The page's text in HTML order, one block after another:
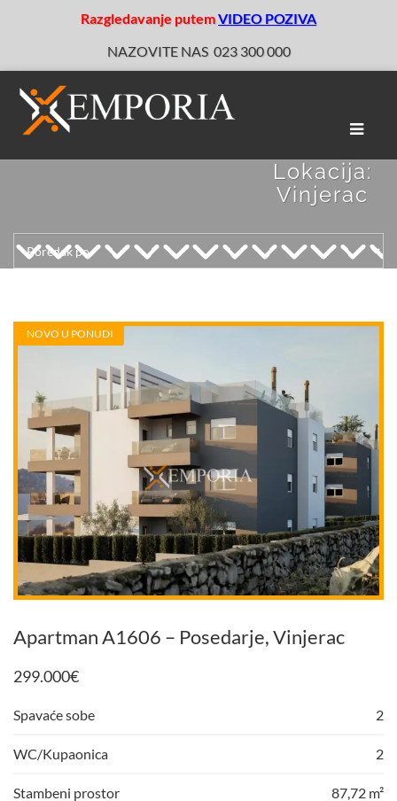
Razgledavanje putemVIDEO POZIVA
NAZOVITE NAS 023 300 000
Toggle
Lokacija:
Vinjerac
NOVO U PONUDI
Apartman A1606 – Posedarje, Vinjerac
299.000€
Spavaće sobe 2
WC/Kupaonica 2
Stambeni prostor 87,72 m²